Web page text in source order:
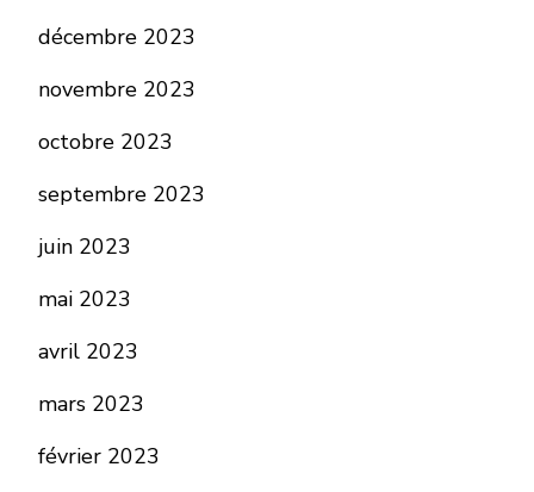
décembre 2023
novembre 2023
octobre 2023
septembre 2023
juin 2023
mai 2023
avril 2023
mars 2023
février 2023